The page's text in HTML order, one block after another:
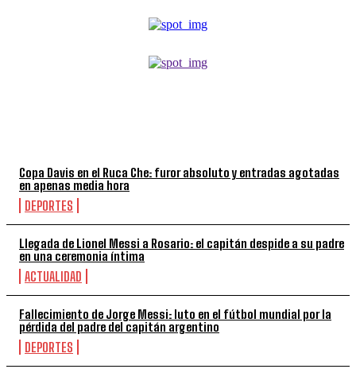
Copa Davis en el Ruca Che: furor absoluto y entradas agotadas
en apenas media hora
DEPORTES
Llegada de Lionel Messi a Rosario: el capitán despide a su padre
en una ceremonia íntima
ACTUALIDAD
Fallecimiento de Jorge Messi: luto en el fútbol mundial por la
pérdida del padre del capitán argentino
DEPORTES